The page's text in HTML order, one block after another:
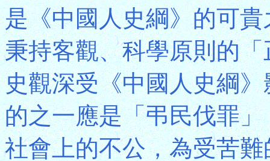
是《中國人史綱》的可
秉持客觀、科學原則的
史觀深受《中國人史綱
的之一應是「弔民伐罪
社會上的不公，為受苦